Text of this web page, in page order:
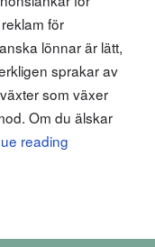
för
lönnar är lätt,
sprakar av
som växer
Om du älskar
reading